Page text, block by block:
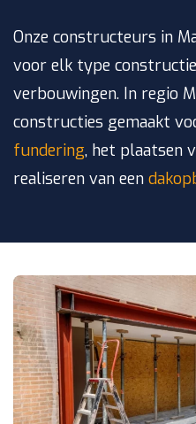
Onze constructeurs in
voor elk type
verbouwingen. In regio
constructies gemaakt
fundering, het plaatsen
realiseren van een